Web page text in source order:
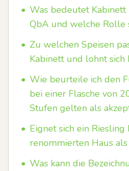
• Was bedeutet Kabinett
QbA und welche Rolle
• Zu welchen Speisen
Kabinett und lohnt sich
• Wie beurteile ich den
bei einer Flasche von
Stufen gelten als
• Eignet sich ein
renommierten Haus
• Was kann die